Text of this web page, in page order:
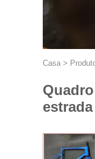
Casa >